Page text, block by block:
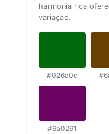
harmonia rica
variação.
#026a0c
#6a0261